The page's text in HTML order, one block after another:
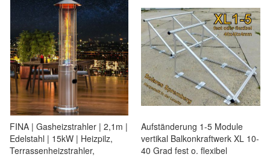
FINA | Gasheizstrahler | 2,1m |
Edelstahl | 15kW | Heizpilz,
Terrassenheizstrahler,
Aufständerung 1-5 Module
vertikal Balkonkraftwerk XL 10-
40 Grad fest o. flexibel